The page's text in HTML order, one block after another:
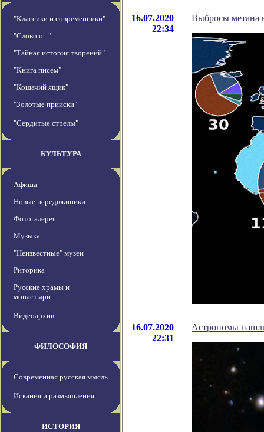
"Классики и современники"
"Слово о..."
"Тайная история творений"
"Книга писем"
"Кошачий ящик"
"Золотые прииски"
"Сердитые стрелы"
КУЛЬТУРА
Афиша
Новые передвжиники
Фотогалерея
Музыка
"Неизвестные" музеи
Риторика
Русские храмы и
монастыри
Видеоархив
ФИЛОСОФИЯ
Современная русская мысль
Искания и размышления
ИСТОРИЯ
16.07.2020
22:34
Выбросы метана
16.07.2020
22:31
Астрономы